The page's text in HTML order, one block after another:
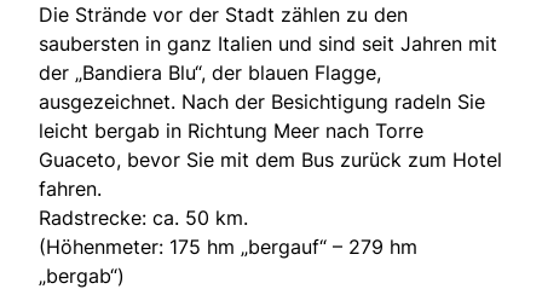
Die Strände vor der Stadt zählen zu den
saubersten in ganz Italien und sind seit Jahren mit
der „Bandiera Blu“, der blauen Flagge,
ausgezeichnet. Nach der Besichtigung radeln Sie
leicht bergab in Richtung Meer nach Torre
Guaceto, bevor Sie mit dem Bus zurück zum Hotel
fahren.
Radstrecke: ca. 50 km.
(Höhenmeter: 175 hm „bergauf“ – 279 hm
„bergab“)